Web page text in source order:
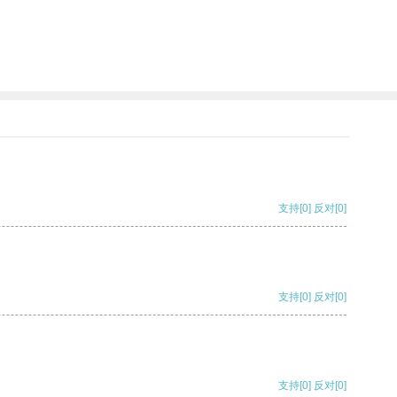
支持[0] 反对[0]
支持[0] 反对[0]
支持[0] 反对[0]